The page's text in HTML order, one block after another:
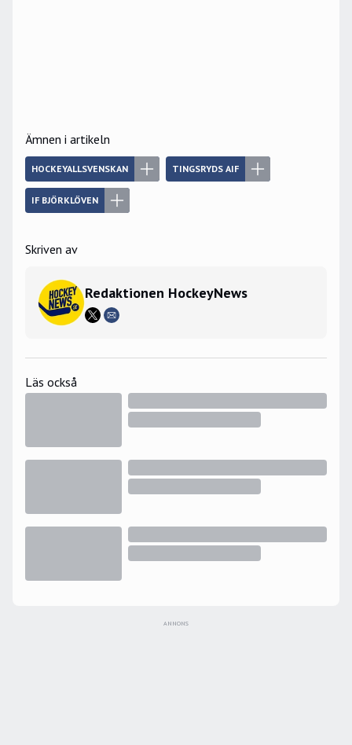
Ämnen i artikeln
HOCKEYALLSVENSKAN TINGSRYDS AIF
IF BJÖRKLÖVEN
Skriven av
Redaktionen HockeyNews
Läs också
ANNONS